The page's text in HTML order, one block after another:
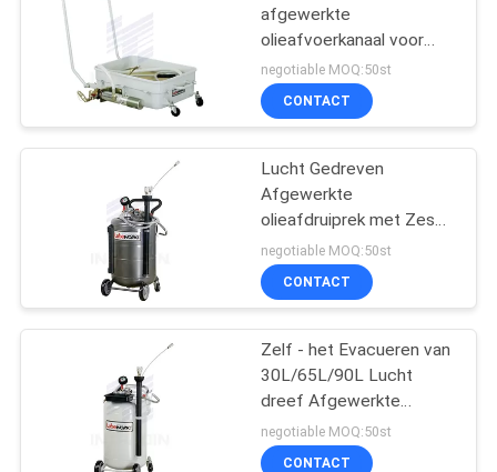
NIEUWS
OFFERTE
AANVRAGEN
SITEMAP
PRIVACY
Afgewerkte
olieafdruiprek
Lucht en
Waterslangspoel
38
afgewerkte
olieafvoerkanaal voor
Voertuig met 1/1
Oliepomp 1/2“ BSP-
Verbinding
negotiable MOQ:50st
CONTACT
Lucht Gedreven
Afgewerkte
olieafdruiprek met Zes
Zuigingssondes/de
Pneumatische Pomp van
de Olietrekker
negotiable MOQ:50st
CONTACT
Zelf - het Evacueren van
30L/65L/90L Lucht
dreef Afgewerkte
olieafdruiprek/Oliewisselaar
aan
negotiable MOQ:50st
CONTACT